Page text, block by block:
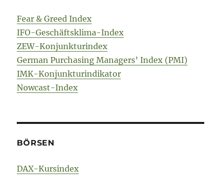
Fear & Greed Index
IFO-Geschäftsklima-Index
ZEW-Konjunkturindex
German Purchasing Managers’ Index (PMI)
IMK-Konjunkturindikator
Nowcast-Index
BÖRSEN
DAX-Kursindex